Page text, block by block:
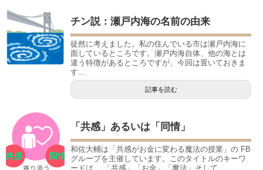
チン説：瀬戸内海の名前の由来
徒然に考えました。私の住んでいる市は瀬戸内海に
面しているところです。瀬戸内海自体、他の海とは
違う特徴があるところですが、今回は置いておきま
す...
記事を読む
「共感」あるいは「同情」
和佐大輔は「共感がお金に変わる魔法の授業」の FB
グループを主催しています。このタイトルのキーワ
ードは、 「共感」「お金」「魔法」そして...